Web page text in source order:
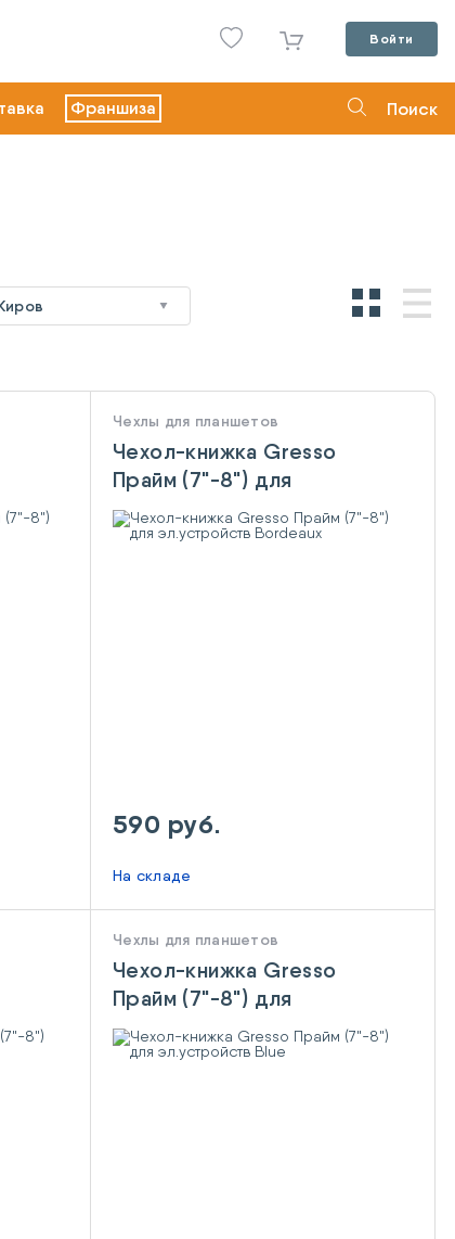
Войти
Франшиза Поиск
Чехлы для планшетов
Чехол-книжка Gresso
Прайм (7"-8") для
эл.устройств Bordeaux
590 руб.
На складе
Чехлы для планшетов
Чехол-книжка Gresso
Прайм (7"-8") для
эл.устройств Blue